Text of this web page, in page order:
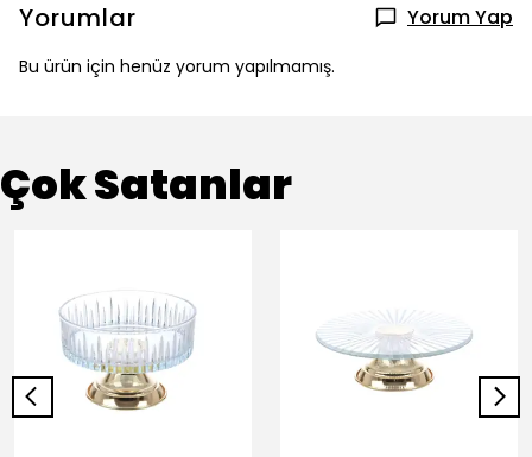
Yorumlar Yorum Yap
Bu ürün için henüz yorum yapılmamış.
Çok Satanlar